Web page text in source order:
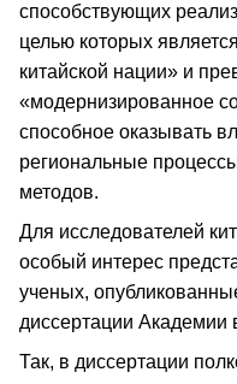
способствующих
целью которых
китайской нации» и
«модернизированное
способное оказывать
региональные
методов.
Для исследователей
особый интерес
ученых,
диссертации Академии
Так, в диссертации